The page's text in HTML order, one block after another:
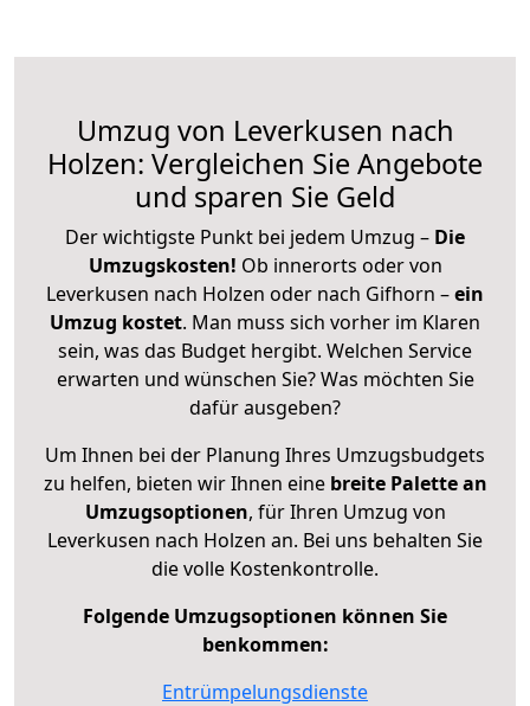
Umzug von Leverkusen nach
Holzen: Vergleichen Sie Angebote
und sparen Sie Geld
Der wichtigste Punkt bei jedem Umzug – Die
Umzugskosten! Ob innerorts oder von
Leverkusen nach Holzen oder nach Gifhorn –ein
Umzug kostet. Man muss sich vorher im Klaren
sein, was das Budget hergibt. Welchen Service
erwarten und wünschen Sie? Was möchten Sie
dafür ausgeben?
Um Ihnen bei der Planung Ihres Umzugsbudgets
zu helfen, bieten wir Ihnen eine breite Palette an
Umzugsoptionen, für Ihren Umzug von
Leverkusen nach Holzen an. Bei uns behalten Sie
die volle Kostenkontrolle.
Folgende Umzugsoptionen können Sie
benkommen:
Entrümpelungsdienste